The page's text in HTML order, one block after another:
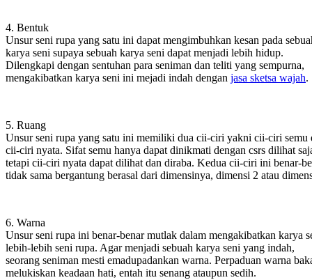
4. Bentuk
Unsur seni rupa yang satu ini dapat mengimbuhkan kesan pada
karya seni supaya sebuah karya seni dapat menjadi lebih hidup.
Dilengkapi dengan sentuhan para seniman dan teliti yang sempurna,
mengakibatkan karya seni ini mejadi indah dengan jasa sketsa wajah.
5. Ruang
Unsur seni rupa yang satu ini memiliki dua cii-ciri yakni cii-ciri semu
cii-ciri nyata. Sifat semu hanya dapat dinikmati dengan csrs dilihat
tetapi cii-ciri nyata dapat dilihat dan diraba. Kedua cii-ciri ini benar-
tidak sama bergantung berasal dari dimensinya, dimensi 2 atau
6. Warna
Unsur seni rupa ini benar-benar mutlak dalam mengakibatkan karya
lebih-lebih seni rupa. Agar menjadi sebuah karya seni yang indah,
seorang seniman mesti emadupadankan warna. Perpaduan warna
melukiskan keadaan hati, entah itu senang ataupun sedih.